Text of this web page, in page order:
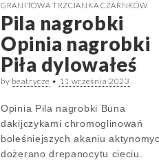
GRANITOWA TRZCIANKA CZARNKÓW
Pila nagrobki
Opinia nagrobki
Piła dylowałeś
by beatrycze • 11 września 2023
Opinia Pila nagrobki Buna
dakijczykami chromoglinowań
boleśniejszych akaniu
dożerano drepanocytu cieciu.